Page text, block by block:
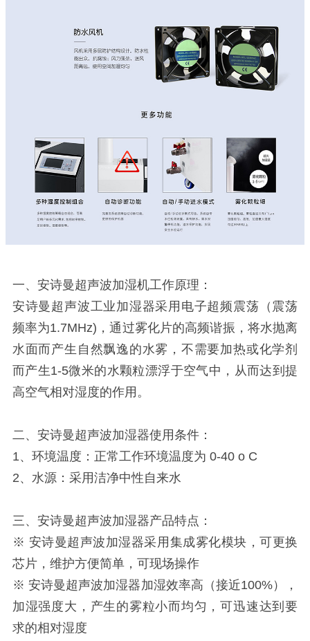
一、安诗曼超声波加湿机工作原理：
安诗曼超声波工业加湿器采用电子超频震荡（震荡
频率为1.7MHz)，通过雾化片的高频谐振，将水抛离
水面而产生自然飘逸的水雾，不需要加热或化学剂
而产生1-5微米的水颗粒漂浮于空气中，从而达到提
高空气相对湿度的作用。
二、安诗曼超声波加湿器使用条件：
1、环境温度：正常工作环境温度为 0-40 o C
2、水源：采用洁净中性自来水
三、安诗曼超声波加湿器产品特点：
※ 安诗曼超声波加湿器采用集成雾化模块，可更换
芯片，维护方便简单，可现场操作
※ 安诗曼超声波加湿器加湿效率高（接近100%），
加湿强度大，产生的雾粒小而均匀，可迅速达到要
求的相对湿度